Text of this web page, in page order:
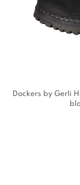
Dockers by Gerli